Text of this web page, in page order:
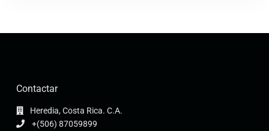
Contactar
Heredia, Costa Rica. C.A.
+(506) 87059899